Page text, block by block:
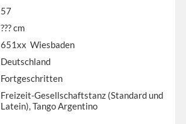
57
??? cm
651xx Wiesbaden
Deutschland
Fortgeschritten
Freizeit-Gesellschaftstanz (Standard und
Latein), Tango Argentino